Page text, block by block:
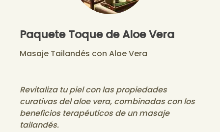
Paquete Toque de Aloe Vera
Masaje Tailandés con Aloe Vera
Revitaliza tu piel con las propiedades
curativas del aloe vera, combinadas con los
beneficios terapéuticos de un masaje
tailandés.